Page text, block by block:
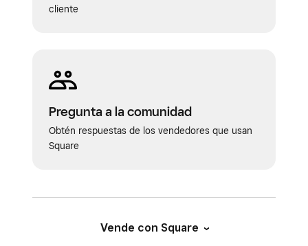
cliente
Pregunta a la comunidad
Obtén respuestas de los vendedores que usan
Square
Vende con Square